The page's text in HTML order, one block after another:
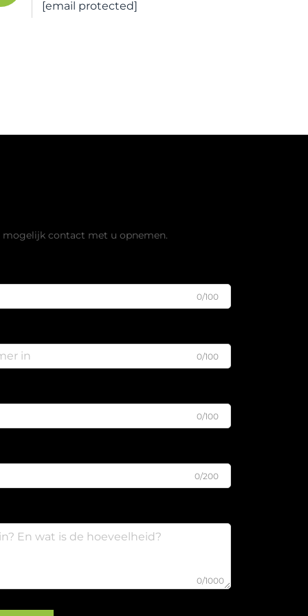
[email protected]
mogelijk contact met u opnemen.
0/100
0/100
0/100
0/200
0/1000